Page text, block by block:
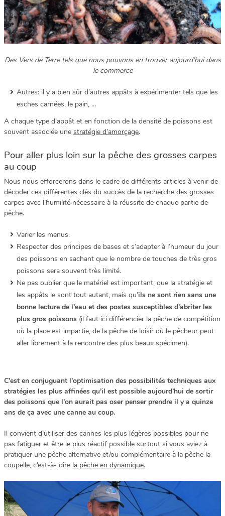
Des Vers de Terre tels que nous pouvons en trouver aujourd’hui dans
le commerce
Autres: il y a bien sûr d’autres appâts à expérimenter tels que les
esches carnées, le pain, …
A chaque type d’appât et en fonction de la densité de poissons est
souvent associée une stratégie d’amorçage.
Pour aller plus loin sur la pêche des grosses carpes
au coup
Nous nous efforcerons dans le cadre de différents articles à venir de
décoder ces différentes clés du succès de la recherche des grosses
carpes avec l’humilité nécessaire à la réussite de chaque partie de
pêche.
Varier les menus.
Respecter des principes de bases et s’adapter à l’humeur du jour
des poissons en sachant que le nombre de touches de très gros
poissons sera souvent très limité.
Ne pas oublier que le matériel est important, que la stratégie et
les appâts le sont tout autant, mais qu’ils ne sont rien sans une
bonne lecture de l’eau et des postes susceptibles d’abriter les
plus gros poissons (il faut ici différencier la pêche de compétition
où la place est impartie, de la pêche de loisir où le pêcheur peut
aller librement à la rencontre des plus beaux spécimen).
C’est en conjuguant l’optimisation des possibilités techniques aux
stratégies les plus affinées qu’il est possible aujourd’hui de sortir
des poissons que l’on aurait pas oser penser prendre il y a quinze
ans de ça avec une canne au coup.
Il convient d’utiliser des cannes les plus légères possibles pour ne
pas fatiguer et être le plus réactif possible surtout si vous aviez à
pratiquer une pêche alternative et/ou complémentaire à la pêche la
coupelle, c’est-à- dire la pêche en dynamique.